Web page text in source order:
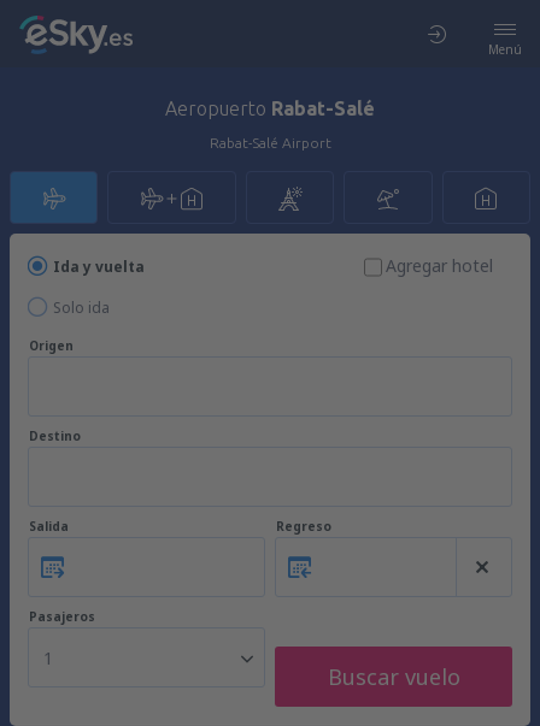
Menú
Aeropuerto Rabat-Salé
Rabat-Salé Airport
Ida y vuelta
Solo ida
Agregar hotel
Origen
Destino
Salida Regreso
Pasajeros
1
Buscar vuelo